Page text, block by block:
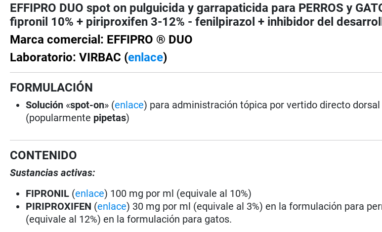
EFFIPRO DUO spot on pulguicida y garrapaticida para PERROS y
fipronil 10% + piriproxifen 3-12% - fenilpirazol + inhibidor del
Marca comercial: EFFIPRO ® DUO
Laboratorio: VIRBAC (enlace)
FORMULACIÓN
Solución «spot-on» (enlace) para administración tópica por vertido directo
(popularmente pipetas)
CONTENIDO
Sustancias activas:
FIPRONIL (enlace) 100 mg por ml (equivale al 10%)
PIRIPROXIFEN (enlace) 30 mg por ml (equivale al 3%) en la formulación para
(equivale al 12%) en la formulación para gatos.